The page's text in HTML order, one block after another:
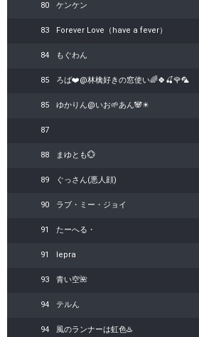
80 ケンケン
83 Forever Love（have a fever）
84 もぐわん
85 ろば❤️@林檎好きの窓使い🌈🍀🍒🌹🦜
85 ゆかりん@いお🌱あん🐼☀
87
88 まゆとも💮
89 ぐっさん(悪人顔)
90 ラブ・ミー・ジョイ
91 たーへる・
91 lepra
93 青い空🌺
94 テルん
94 風のランナーは虹色♨️